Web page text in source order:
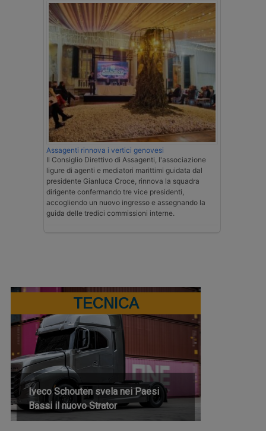
Assagenti rinnova i vertici genovesi
Il Consiglio Direttivo di Assagenti, l'associazione
ligure di agenti e mediatori marittimi guidata dal
presidente Gianluca Croce, rinnova la squadra
dirigente confermando tre vice presidenti,
accogliendo un nuovo ingresso e assegnando la
guida delle tredici commissioni interne.
TECNICA
Iveco Schouten svela nei Paesi
Bassi il nuovo Strator